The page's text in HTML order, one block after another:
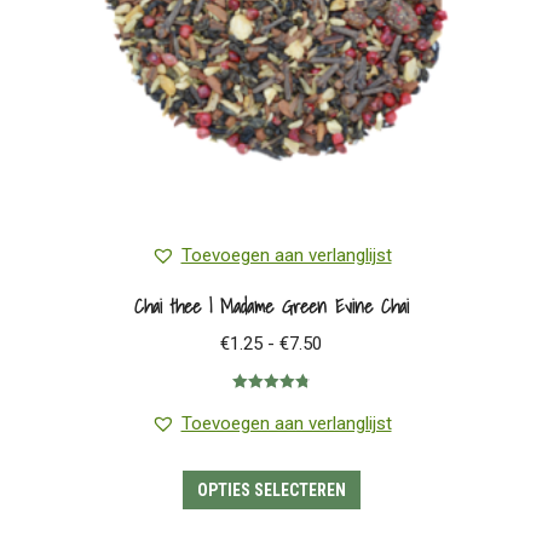
op
de
productpagina
Toevoegen aan verlanglijst
Chai thee | Madame Green Evine Chai
€1.25 - €7.50
€7.50
4.83uit 5
Toevoegen aan verlanglijst
OPTIES SELECTEREN